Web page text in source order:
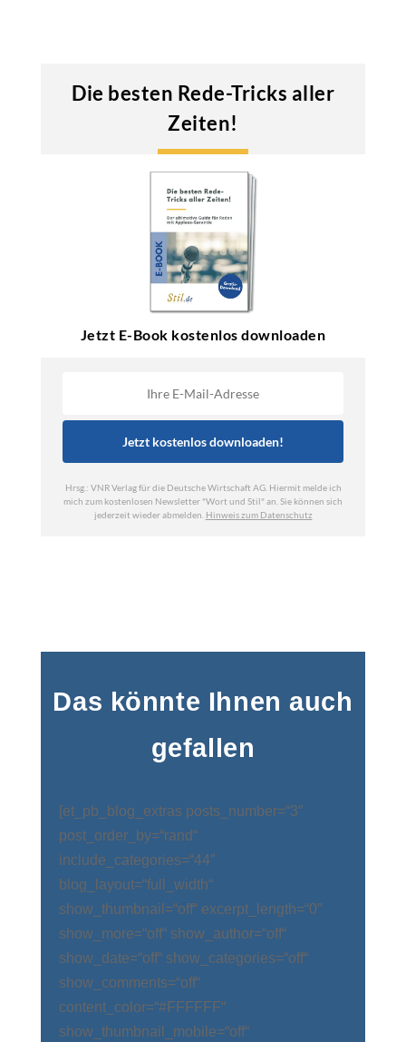
Das könnte Ihnen auch
gefallen
[et_pb_blog_extras posts_number=“3″
post_order_by=“rand“
include_categories=“44″
blog_layout=“full_width“
show_thumbnail=“off“ excerpt_length=“0″
show_more=“off“ show_author=“off“
show_date=“off“ show_categories=“off“
show_comments=“off“
content_color=“#FFFFFF“
show_thumbnail_mobile=“off“